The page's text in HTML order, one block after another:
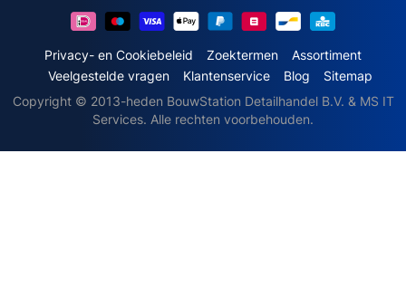
o
z
Privacy- en Cookiebeleid Zoektermen
Assortiment
Veelgestelde vragen
Klantenservice Blog
Sitemap
Copyright © 2013-heden BouwStation Detailhandel B.V. & MS IT
Services. Alle rechten voorbehouden.